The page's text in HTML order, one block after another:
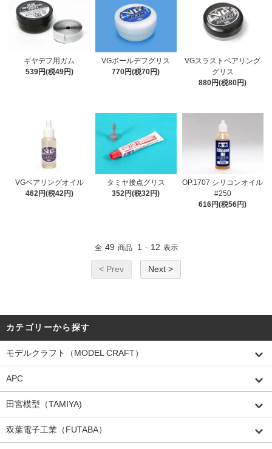
ギヤデフ用ガム
539円(税49円)
VGボールデフグリス
770円(税70円)
VGスラストベアリング
グリス
880円(税80円)
VGベアリングオイル
462円(税42円)
タミヤ接点グリス
352円(税32円)
OP.1707 シリコンオイル
#250
616円(税56円)
全 49 商品 1 - 12 表示
< Prev Next >
カテゴリーから探す
モデルクラフト（MODEL CRAFT）
APC
田宮模型（TAMIYA)
双葉電子工業（FUTABA）